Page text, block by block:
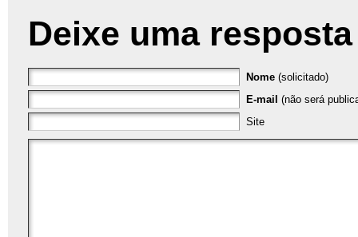
Deixe uma resposta
Nome (solicitado)
E-mail (não será
Site